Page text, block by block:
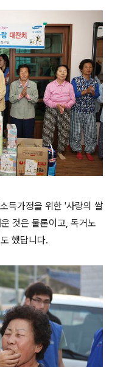
득가정을 위한 '사랑의 쌀
것은 물론이고, 독거노
했답니다.